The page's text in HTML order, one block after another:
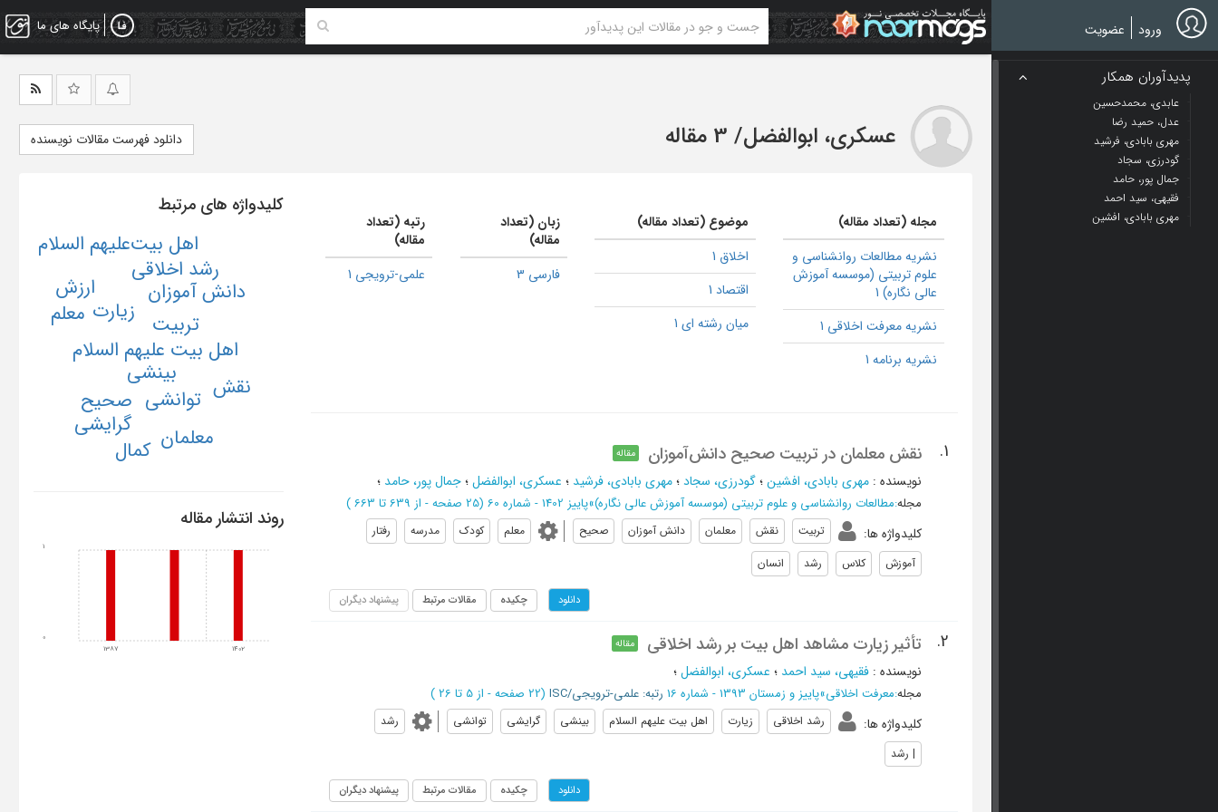
Skip
to
main
پایگاه های ما ورود عضویت
پدیدآوران همکار
عابدی، محمدحسین
عدل، حمید رضا
مهري بابادي، فرشيد
گودرزي، سجاد
جمال پور، حامد
فقیهی، سید احمد
مهري بابادي، افشين
عسکری، ابوالفضل/ 3 مقاله دانلود فهرست مقالات نویسنده
مجله (تعداد مقاله)
نشریه مطالعات روانشناسی و
علوم تربیتی (موسسه آموزش
عالی نگاره) 1
نشریه معرفت اخلاقی 1
نشریه برنامه 1
موضوع (تعداد مقاله)
اخلاق 1
اقتصاد 1
میان رشته ای 1
زبان (تعداد
مقاله)
فارسی 3
رتبه (تعداد
مقاله)
علمی-ترویجی 1
1. نقش معلمان در تربیت صحیح ‌‌دانش‌آموزان مقاله
نویسنده : مهري بابادي، افشين؛گودرزي، سجاد؛مهري بابادي، فرشيد ؛ عسكري، ابوالفضل؛جمال پور، حامد ؛
مجله:مطالعات روانشناسی و علوم تربیتی (موسسه آموزش عالی نگاره)»پاییز 1402 - شماره 60 (‎25 صفحه - از 639 تا 663 )
کلیدواژه ها: تربیت نقش معلمان دانش آموزان صحیح معلم کودک مدرسه
رفتار
آموزش
کلاس رشد انسان
دانلود چکیده مقالات مرتبط پیشنهاد دیگران
2. تأثیر زیارت مشاهد اهل بیت بر رشد اخلاقی مقاله
نویسنده : فقیهی، سید احمد ؛ عسکری، ابوالفضل؛
مجله:معرفت اخلاقی»پاییز و زمستان 1393 - شماره 16 رتبه: علمی-ترویجی/ISC (‎22 صفحه - از 5 تا 26 )
کلیدواژه ها: رشد اخلاقی زیارت اهل بیت علیهم السلام بینشی گرایشی توانشی
رشد
| رشد
دانلود چکیده مقالات مرتبط پیشنهاد دیگران
کلیدواژه های مرتبط
اهل بیت علیهم السلام
بینشی
تربیت
توانشی
دانش آموزان
رشد اخلاقی
زیارت
صحیح
گرايشي معلمان
نقش
ارزش
اهل بیت‌علیهم السلام
معلم
کمال
روند انتشار مقاله
1387 1402
0
1